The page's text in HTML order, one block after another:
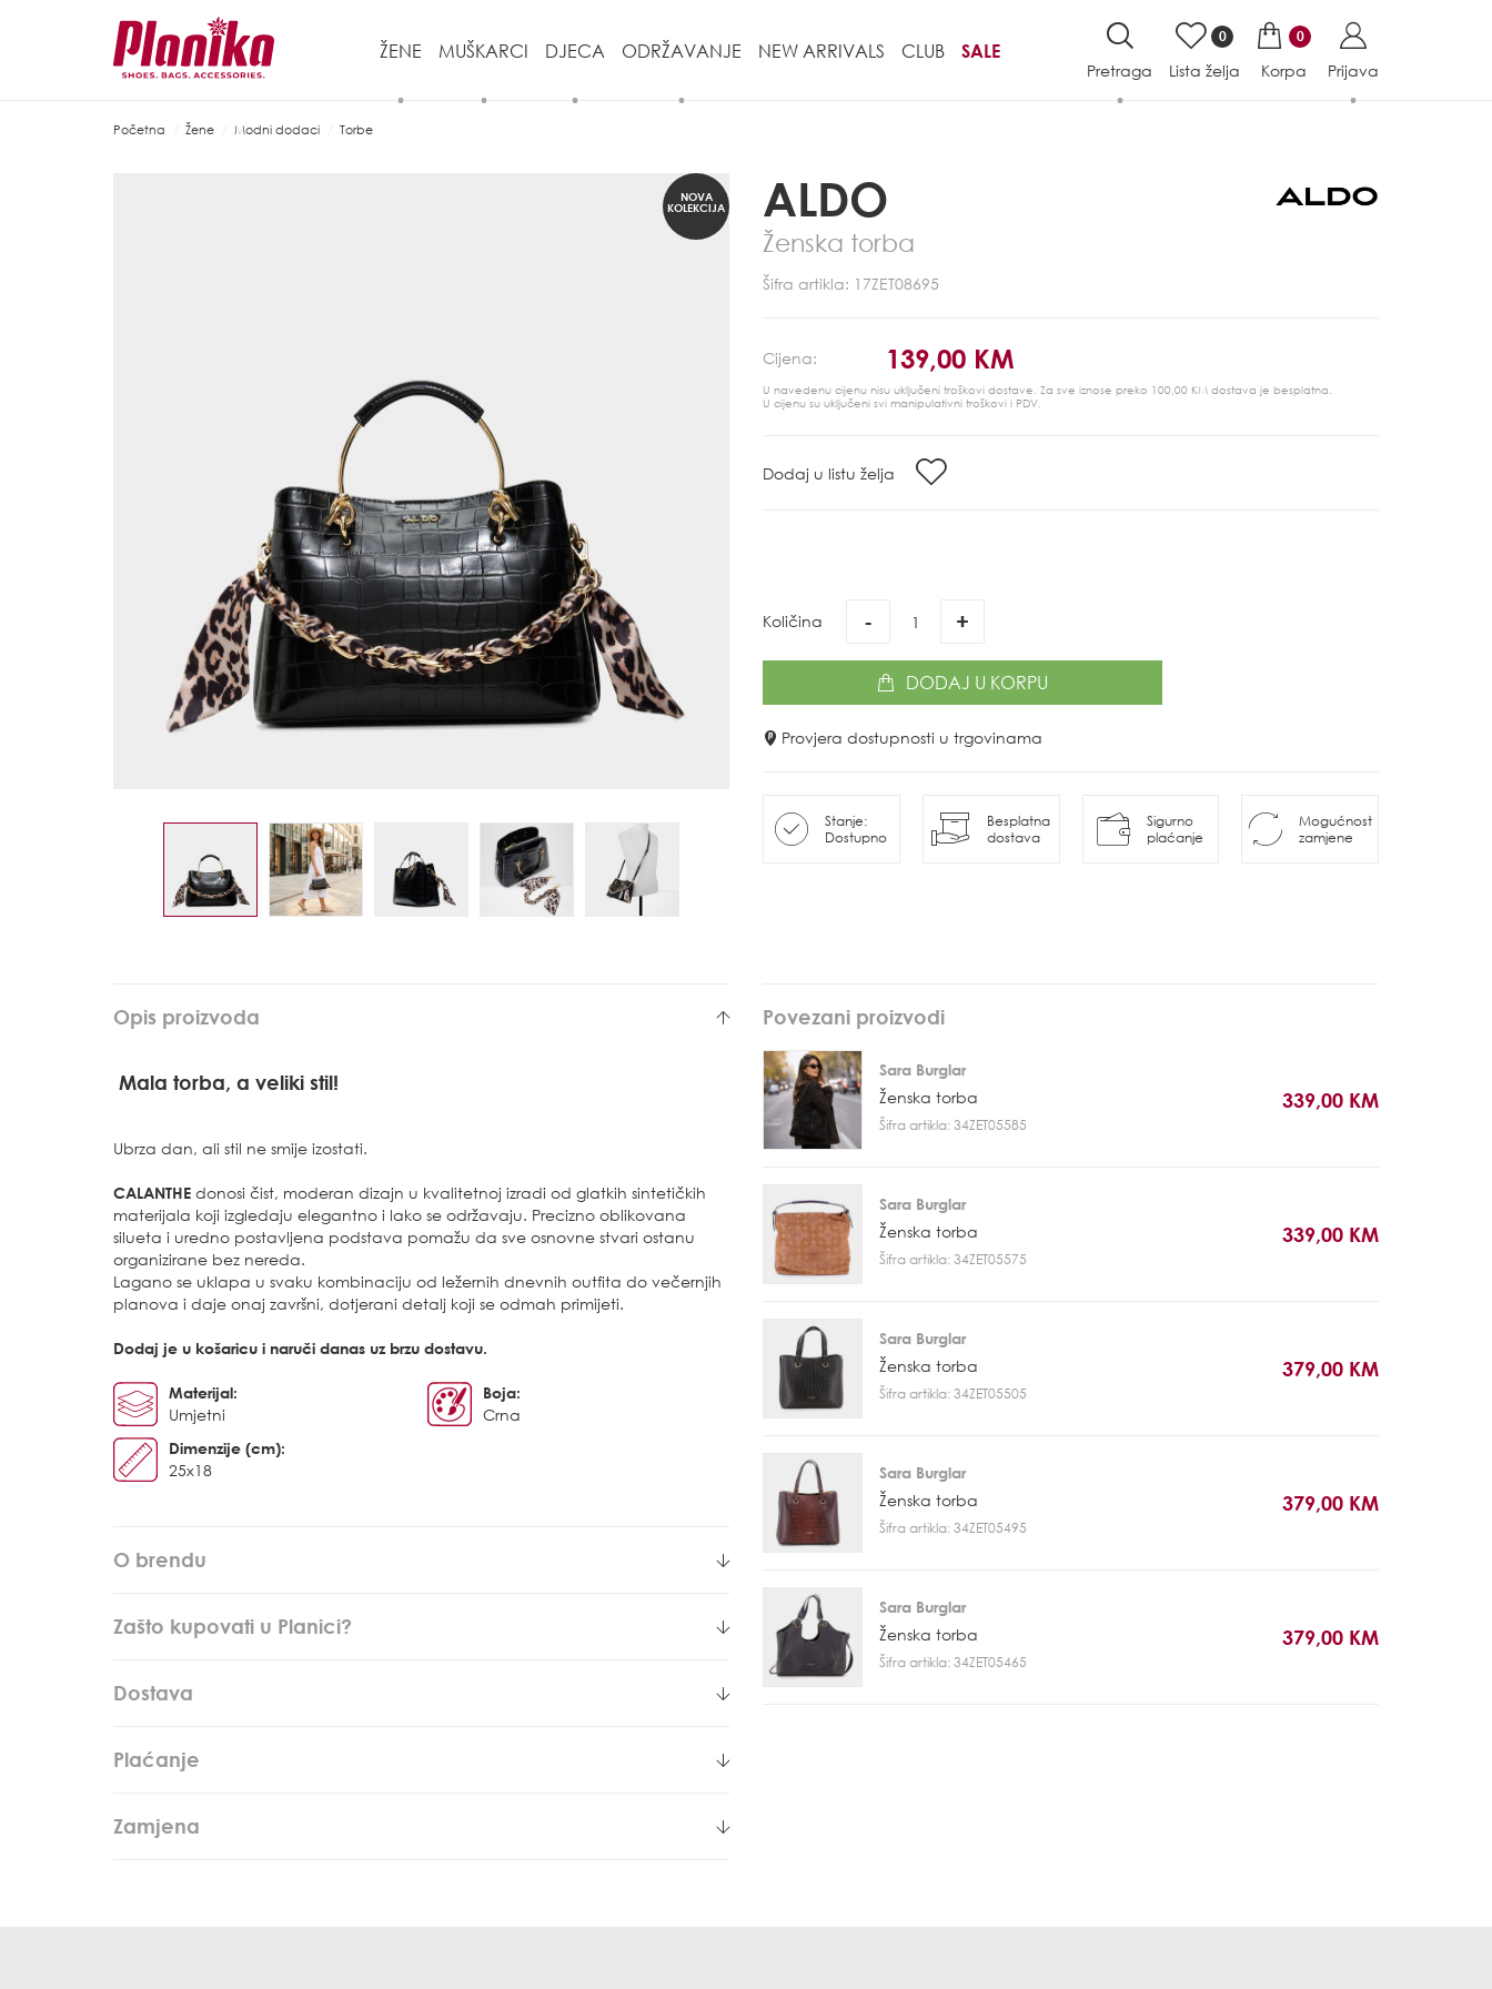
ŽENE MUŠKARCI DJECA ODRŽAVANJE NEW ARRIVALS CLUB SALE
Pretraga
0
Lista želja
0
Korpa Prijava
Početna Žene Modni dodaci Torbe
NOVA
KOLEKCIJA
ALDO
Ženska torba
Šifra artikla: 17ZET08695
Cijena: 139,00 KM
U navedenu cijenu nisu uključeni troškovi dostave. Za sve iznose preko 100,00 KM dostava je besplatna.
U cijenu su uključeni svi manipulativni troškovi i PDV.
Dodaj u listu želja
Količina - +
DODAJ U KORPU
Provjera dostupnosti u trgovinama
Stanje:
Dostupno
Besplatna
dostava
Sigurno
plaćanje
Mogućnost
zamjene
Opis proizvoda
Mala torba, a veliki stil!
Ubrza dan, ali stil ne smije izostati.
CALANTHE donosi čist, moderan dizajn u kvalitetnoj izradi od glatkih sintetičkih
materijala koji izgledaju elegantno i lako se održavaju. Precizno oblikovana
silueta i uredno postavljena podstava pomažu da sve osnovne stvari ostanu
organizirane bez nereda.
Lagano se uklapa u svaku kombinaciju od ležernih dnevnih outfita do večernjih
planova i daje onaj završni, dotjerani detalj koji se odmah primijeti.
Dodaj je u košaricu i naruči danas uz brzu dostavu.
Materijal:
Umjetni
Boja:
Crna
Dimenzije (cm):
25x18
O brendu
Zašto kupovati u Planici?
Dostava
Plaćanje
Zamjena
Povezani proizvodi
Sara Burglar
Ženska torba
Šifra artikla: 34ZET05585
339,00 KM
Sara Burglar
Ženska torba
Šifra artikla: 34ZET05575
339,00 KM
Sara Burglar
Ženska torba
Šifra artikla: 34ZET05505
379,00 KM
Sara Burglar
Ženska torba
Šifra artikla: 34ZET05495
379,00 KM
Sara Burglar
Ženska torba
Šifra artikla: 34ZET05465
379,00 KM